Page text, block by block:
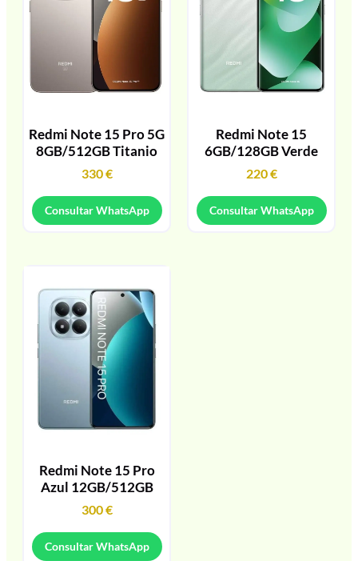
Redmi Note 15 Pro 5G
8GB/512GB Titanio
330€
Consultar WhatsApp
Redmi Note 15
6GB/128GB Verde
220€
Consultar WhatsApp
Redmi Note 15 Pro
Azul 12GB/512GB
300€
Consultar WhatsApp